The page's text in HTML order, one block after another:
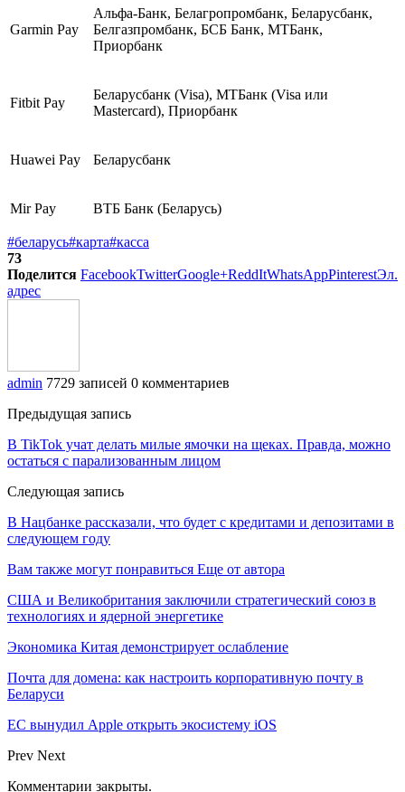
Garmin Pay
Альфа-Банк, Белагропромбанк, Беларусбанк,
Белгазпромбанк, БСБ Банк, МТБанк,
Приорбанк
Fitbit Pay
Беларусбанк (Visa), МТБанк (Visa или
Mastercard), Приорбанк
Huawei Pay Беларусбанк
Mir Pay ВТБ Банк (Беларусь)
#беларусь#карта#касса
73
Поделится FacebookTwitterGoogle+ReddItWhatsAppPinterestЭл.
адрес
admin 7729 записей 0 комментариев
Предыдущая запись
В TikTok учат делать милые ямочки на щеках. Правда, можно
остаться с парализованным лицом
Следующая запись
В Нацбанке рассказали, что будет с кредитами и депозитами в
следующем году
Вам также могут понравиться Еще от автора
США и Великобритания заключили стратегический союз в
технологиях и ядерной энергетике
Экономика Китая демонстрирует ослабление
Почта для домена: как настроить корпоративную почту в
Беларуси
ЕС вынудил Apple открыть экосистему iOS
Prev Next
Комментарии закрыты.